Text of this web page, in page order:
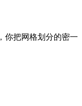
你把网格划分的密一